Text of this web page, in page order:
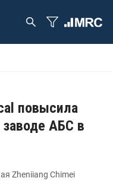
повысила
заводе АБС в
Zheniiang Chimei